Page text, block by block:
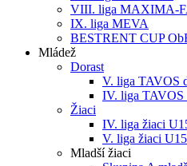
VIII. liga MAXIMA-
IX. liga MEVA
BESTRENT CUP
Mládež
Dorast
V. liga TAVOS
IV. liga TAVOS
Žiaci
IV. liga žiaci
V. liga žiaci U15
Mladší žiaci